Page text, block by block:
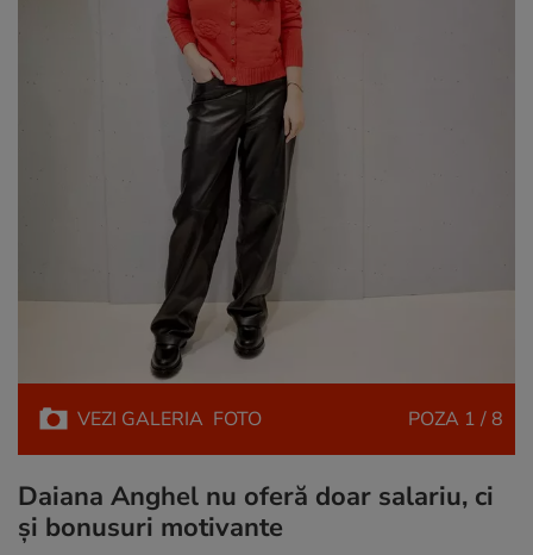
VEZI GALERIA FOTO POZA 1 / 8
Daiana Anghel nu oferă doar salariu, ci
și bonusuri motivante